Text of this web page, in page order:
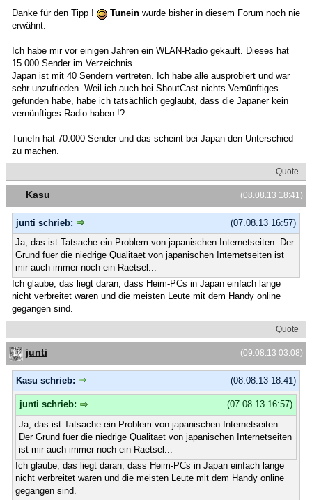
Danke für den Tipp ! Tunein wurde bisher in diesem Forum noch nie
erwähnt.
Ich habe mir vor einigen Jahren ein WLAN-Radio gekauft. Dieses hat
15.000 Sender im Verzeichnis.
Japan ist mit 40 Sendern vertreten. Ich habe alle ausprobiert und war
sehr unzufrieden. Weil ich auch bei ShoutCast nichts Vernünftiges
gefunden habe, habe ich tatsächlich geglaubt, dass die Japaner kein
vernünftiges Radio haben !?
TuneIn hat 70.000 Sender und das scheint bei Japan den Unterschied
zu machen.
Quote
(08.08.13 18:41)
Kasu
(07.08.13 16:57)
junti schrieb:
Ja, das ist Tatsache ein Problem von japanischen Internetseiten. Der
Grund fuer die niedrige Qualitaet von japanischen Internetseiten ist
mir auch immer noch ein Raetsel...
Ich glaube, das liegt daran, dass Heim-PCs in Japan einfach lange
nicht verbreitet waren und die meisten Leute mit dem Handy online
gegangen sind.
Quote
(09.08.13 03:08)
junti
(08.08.13 18:41)
Kasu schrieb:
(07.08.13 16:57)
junti schrieb:
Ja, das ist Tatsache ein Problem von japanischen Internetseiten.
Der Grund fuer die niedrige Qualitaet von japanischen Internetseiten
ist mir auch immer noch ein Raetsel...
Ich glaube, das liegt daran, dass Heim-PCs in Japan einfach lange
nicht verbreitet waren und die meisten Leute mit dem Handy online
gegangen sind.